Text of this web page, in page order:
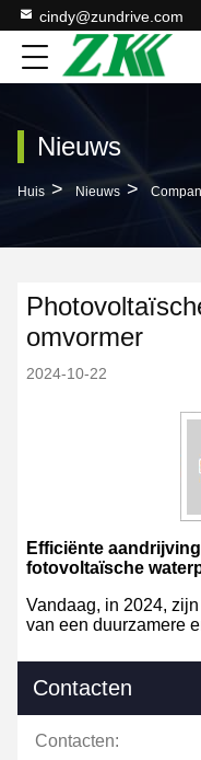
cindy@zundrive.com
Nieuws
Huis > Nieuws > Company
omvormer
2024-10-22
Efficiënte
fotovoltaïsche
Vandaag, in 2024,
van een duurzamere
Contacten
Contacten: